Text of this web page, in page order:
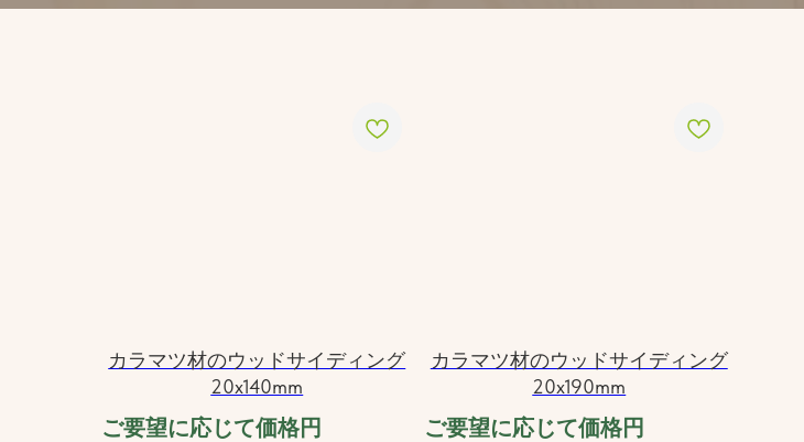
カラマツ材のウッドサイディング
20x140mm
ご要望に応じて価格円
カラマツ材のウッドサイディング
20x190mm
ご要望に応じて価格円